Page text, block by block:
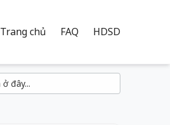
Trang chủ FAQ HDSD